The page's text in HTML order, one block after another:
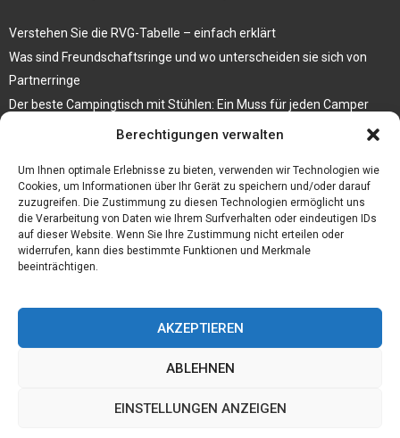
Berechtigungen verwalten
Um Ihnen optimale Erlebnisse zu bieten, verwenden wir Technologien wie
Cookies, um Informationen über Ihr Gerät zu speichern und/oder darauf
zuzugreifen. Die Zustimmung zu diesen Technologien ermöglicht uns
die Verarbeitung von Daten wie Ihrem Surfverhalten oder eindeutigen IDs
auf dieser Website. Wenn Sie Ihre Zustimmung nicht erteilen oder
widerrufen, kann dies bestimmte Funktionen und Merkmale
beeinträchtigen.
AKZEPTIEREN
ABLEHNEN
EINSTELLUNGEN ANZEIGEN
Verstehen Sie die RVG-Tabelle – einfach erklärt
Was sind Freundschaftsringe und wo unterscheiden sie sich von
Partnerringe
Der beste Campingtisch mit Stühlen: Ein Muss für jeden Camper
Die Küche als Platz der Gemeinschaft
Elektrokamin Bestseller – die besten Stücke für Ihr Zuhause